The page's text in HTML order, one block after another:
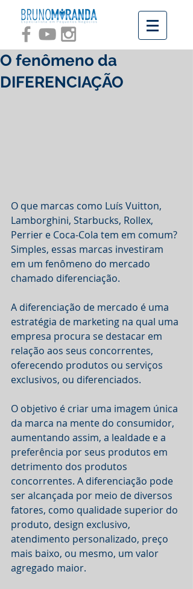
O fenômeno da
DIFERENCIAÇÃO
O que marcas como Luís Vuitton,
Lamborghini, Starbucks, Rollex,
Perrier e Coca-Cola tem em comum?
Simples, essas marcas investiram
em um fenômeno do mercado
chamado diferenciação.
A diferenciação de mercado é uma
estratégia de marketing na qual uma
empresa procura se destacar em
relação aos seus concorrentes,
oferecendo produtos ou serviços
exclusivos, ou diferenciados.
O objetivo é criar uma imagem única
da marca na mente do consumidor,
aumentando assim, a lealdade e a
preferência por seus produtos em
detrimento dos produtos
concorrentes. A diferenciação pode
ser alcançada por meio de diversos
fatores, como qualidade superior do
produto, design exclusivo,
atendimento personalizado, preço
mais baixo, ou mesmo, um valor
agregado maior.